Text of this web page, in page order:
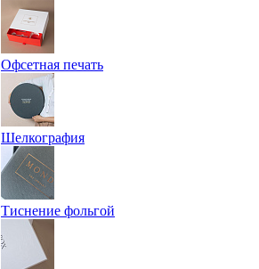
Офсетная печать
Шелкография
Тиснение фольгой